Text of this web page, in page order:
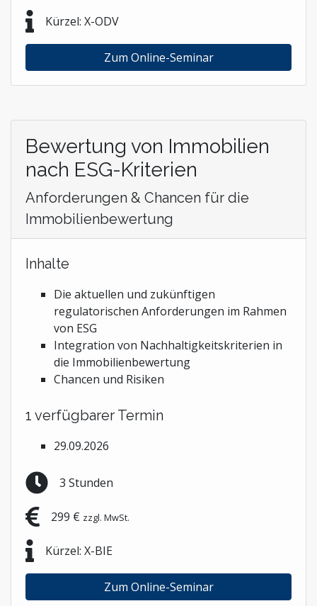
Kürzel: X-ODV
Zum Online-Seminar
Bewertung von Immobilien
nach ESG-Kriterien
Anforderungen & Chancen für die
Immobilienbewertung
Inhalte
Die aktuellen und zukünftigen
regulatorischen Anforderungen im Rahmen
von ESG
Integration von Nachhaltigkeitskriterien in
die Immobilienbewertung
Chancen und Risiken
1 verfügbarer Termin
29.09.2026
3 Stunden
299 € zzgl. MwSt.
Kürzel: X-BIE
Zum Online-Seminar